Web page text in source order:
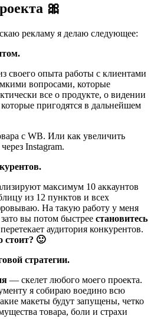
🎀
рекламу я делаю следующее:
своего опыта работы с клиентами
вопросами, которые
все о продукте, о видении
пригодятся в дальнейшем
максимум 10 аккаунтов
из 12 пунктов и всех
На такую работу у меня
вы потом быстрее становитесь
аудитория конкурентов.
стоит? 🙂
стратегии.
— скелет любого моего проекта.
я собираю воедино всю
макеты будут запущены, четко
товара, боли и страхи